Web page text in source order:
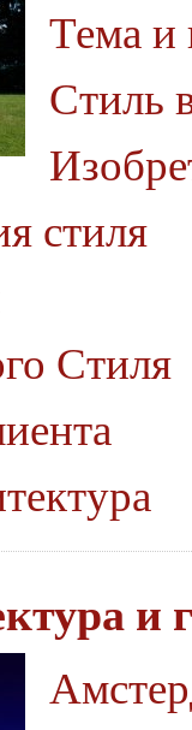
Тема и
Стиль
стиля
Стиля
и